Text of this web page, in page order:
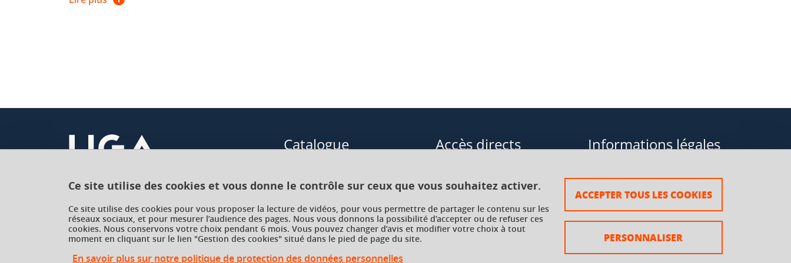
Ce site utilise des cookies et vous donne le contrôle sur ceux que vous souhaitez activer.
Ce site utilise des cookies pour vous proposer la lecture de vidéos, pour vous permettre de partager le contenu sur les
réseaux sociaux, et pour mesurer l’audience des pages. Nous vous donnons la possibilité d’accepter ou de refuser ces
cookies. Nous conservons votre choix pendant 6 mois. Vous pouvez changer d’avis et modifier votre choix à tout
moment en cliquant sur le lien "Gestion des cookies" situé dans le pied de page du site.
En savoir plus sur notre politique de protection des données personnelles
ACCEPTER TOUS LES COOKIES
PERSONNALISER
Université Grenoble Alpes
621 avenue Centrale
38400 Saint-Martin-d'Hères
France
Catalogue
Formations courtes
Recherche par facultés, écoles,
instituts
Accès directs
Enseignements transversaux à
choix (ETC)
Informations légales
Plan du site
Mentions légales
Crédits